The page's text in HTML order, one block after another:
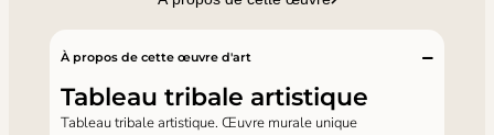
À propos de cette œuvre d'art
Tableau tribale artistique
Tableau tribale artistique. Œuvre murale unique